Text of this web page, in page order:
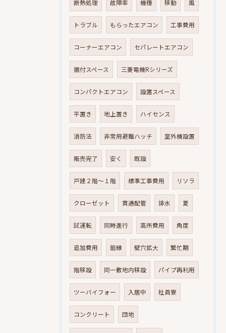
断熱処理 故障率 機種 移動 風
トラブル もらったエアコン 工事費用
コーナーエアコン セパレートエアコン
据付スペース 三菱電機Rシリーズ
コンパクトエアコン 設置スペース
平置き 地上置き ハイセンス
消防法 非常用避難ハッチ 室外機設置
販売完了 安く 既設
戸建２階～１階 標準工事費用 リソラ
クローゼット 貫通配管 排水 夏
試運転 同時進行 高所費用 角度
追加費用 廻縁 壁穴拡大 繁忙期
階移設 同一敷地内移設 パイプ再利用
ツーバイフォー 入居中 社員寮
コンクリート 団地